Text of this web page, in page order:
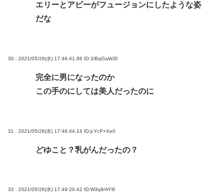
エリーとアビーがフュージョンにしたような姿
だな
30 : 2021/05/26(水) 17:46:41.86 ID:3/BqGaWJ0
完全に男になったのか
この手のにしては美人だったのに
31 : 2021/05/26(水) 17:46:44.14 ID:jcYcP+Xe0
どゆこと？乳がんだったの？
33 : 2021/05/26(水) 17:49:20.42 ID:W3q9/AYl0